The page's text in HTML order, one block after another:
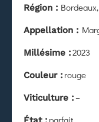
Région :
Appellation :
Millésime :2023
Couleur : rouge
Viticulture :–
parfait